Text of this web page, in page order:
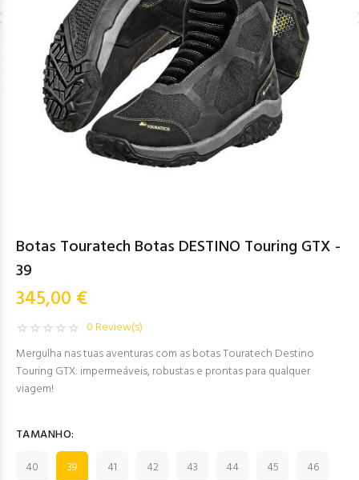
Botas Touratech Botas DESTINO Touring GTX -
39
345,00 €
0 Review(s)
Mergulha nas tuas aventuras com as botas Touratech Destino
Touring GTX: impermeáveis, robustas e prontas para qualquer
viagem!
TAMANHO:
40
39 41 42 43 44 45 46